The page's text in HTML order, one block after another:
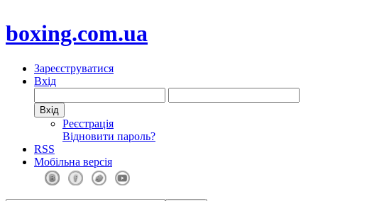
boxing.com.ua
Зареєструватися
Вхід
Реєстрація
Відновити пароль?
RSS
Мобільна версія